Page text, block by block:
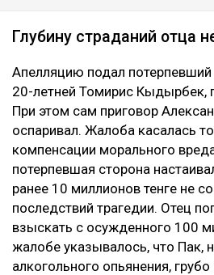
Глубину страданий отца
Апелляцию подал
20-летней Томирис Кыдырбек,
При этом сам приговор
оспаривал. Жалоба касалась
компенсации морального
потерпевшая сторона
ранее 10 миллионов тенге не
последствий трагедии. Отец
взыскать с осужденного 100
жалобе указывалось, что Пак,
алкогольного опьянения,